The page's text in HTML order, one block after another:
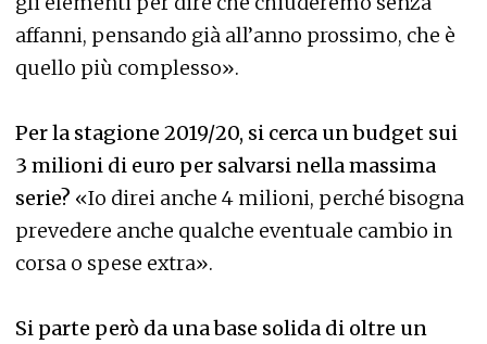
affanni, pensando già all’anno prossimo, che è
quello più complesso».
Per la stagione 2019/20, si cerca un budget sui
3 milioni di euro per salvarsi nella massima
serie? «Io direi anche 4 milioni, perché bisogna
prevedere anche qualche eventuale cambio in
corsa o spese extra».
Si parte però da una base solida di oltre un